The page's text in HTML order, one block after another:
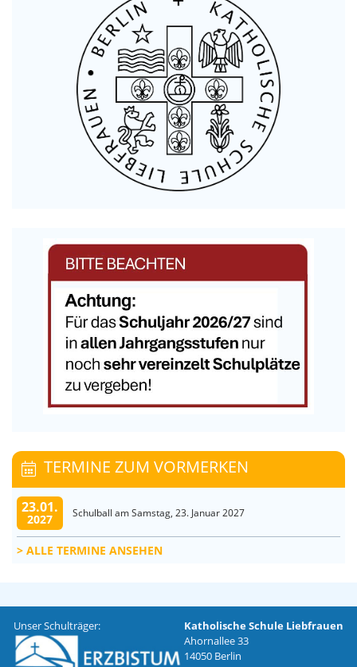
TERMINE ZUM VORMERKEN
23.01.
2027 Schulball am Samstag, 23. Januar 2027
ALLE TERMINE ANSEHEN
Unser Schulträger:
Katholische Schule Liebfrauen
Ahornallee 33
14050 Berlin